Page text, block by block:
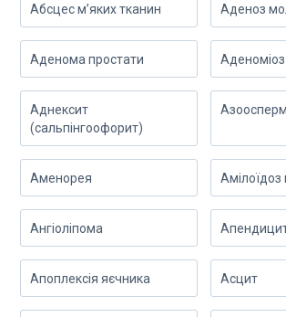
Абсцес м’яких тканин Аденоз
Аденома простати
Аднексит
(сальпінгоофорит)
Аменорея Амілоїдоз
Ангіоліпома
Апоплексія яєчника Асцит